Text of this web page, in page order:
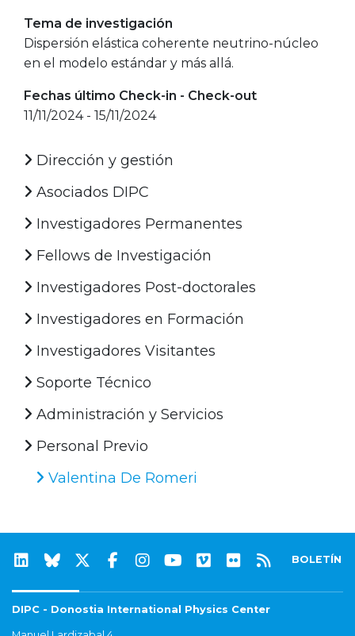
Tema de investigación
Dispersión elástica coherente neutrino-núcleo
en el modelo estándar y más allá.
Fechas último Check-in - Check-out
11/11/2024 - 15/11/2024
Dirección y gestión
Asociados DIPC
Investigadores Permanentes
Fellows de Investigación
Investigadores Post-doctorales
Investigadores en Formación
Investigadores Visitantes
Soporte Técnico
Administración y Servicios
Personal Previo
Valentina De Romeri
BOLETÍN
DIPC - Donostia International Physics Center